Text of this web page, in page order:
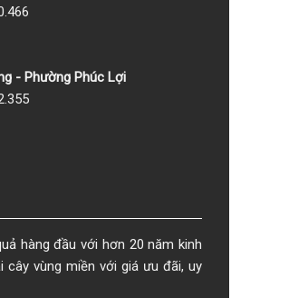
- Phường Phúc Lợi
hàng đầu với hơn 20 năm kinh
cây vùng miền với giá ưu đãi, uy